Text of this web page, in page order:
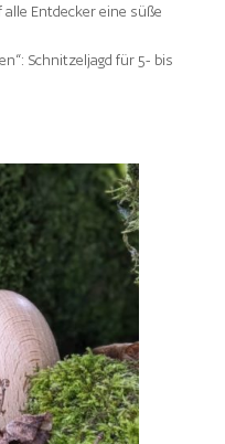
Entdecker eine süße
Schnitzeljagd für 5- bis